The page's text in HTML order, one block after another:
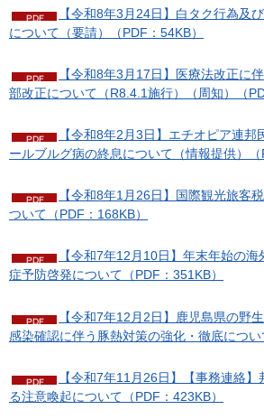
【令和8年3月24日】白タク行為及
について（要請）（PDF：54KB）
【令和8年3月17日】医療法改正に
部改正について（R8.4.1施行）（周知）（
【令和8年2月3日】エチオピア連邦
ールブルグ病の終息について（情報提供）（
【令和8年1月26日】国際観光旅客
ついて（PDF：168KB）
【令和7年12月10日】年末年始の
症予防啓発について（PDF：351KB）
【令和7年12月2日】鹿児島県の野
感染確認に伴う豚熱対策の強化・徹底につい
【令和7年11月26日】【事務連絡
る注意喚起について（PDF：423KB）